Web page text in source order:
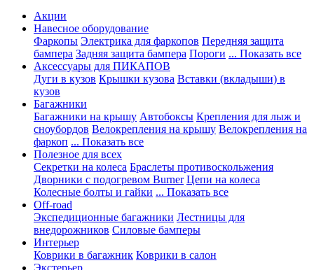
Акции
Навесное оборудование
Фаркопы Электрика для фаркопов Передняя защита
бампера Задняя защита бампера Пороги ... Показать все
Аксессуары для ПИКАПОВ
Дуги в кузов Крышки кузова Вставки (вкладыши) в
кузов
Багажники
Багажники на крышу Автобоксы Крепления для лыж и
сноубордов Велокрепления на крышу Велокрепления на
фаркоп ... Показать все
Полезное для всех
Секретки на колеса Браслеты противоскольжения
Дворники с подогревом Burner Цепи на колеса
Колесные болты и гайки ... Показать все
Off-road
Экспедиционные багажники Лестницы для
внедорожников Силовые бамперы
Интерьер
Коврики в багажник Коврики в салон
Экстерьер